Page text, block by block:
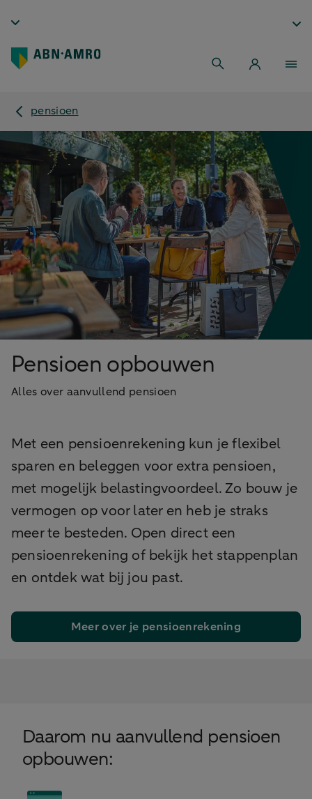
pensioen
Pensioen opbouwen
Alles over aanvullend pensioen
Met een pensioenrekening kun je flexibel
sparen en beleggen voor extra pensioen,
met mogelijk belastingvoordeel. Zo bouw je
vermogen op voor later en heb je straks
meer te besteden. Open direct een
pensioenrekening of bekijk het stappenplan
en ontdek wat bij jou past.
Meer over je pensioenrekening
Daarom nu aanvullend pensioen
opbouwen: